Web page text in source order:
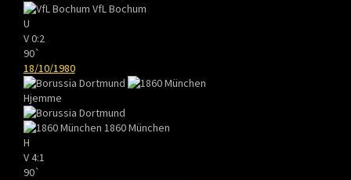
VfL Bochum
U
V0:2
90`
18/10/1980
Hjemme
1860 München
H
V4:1
90`